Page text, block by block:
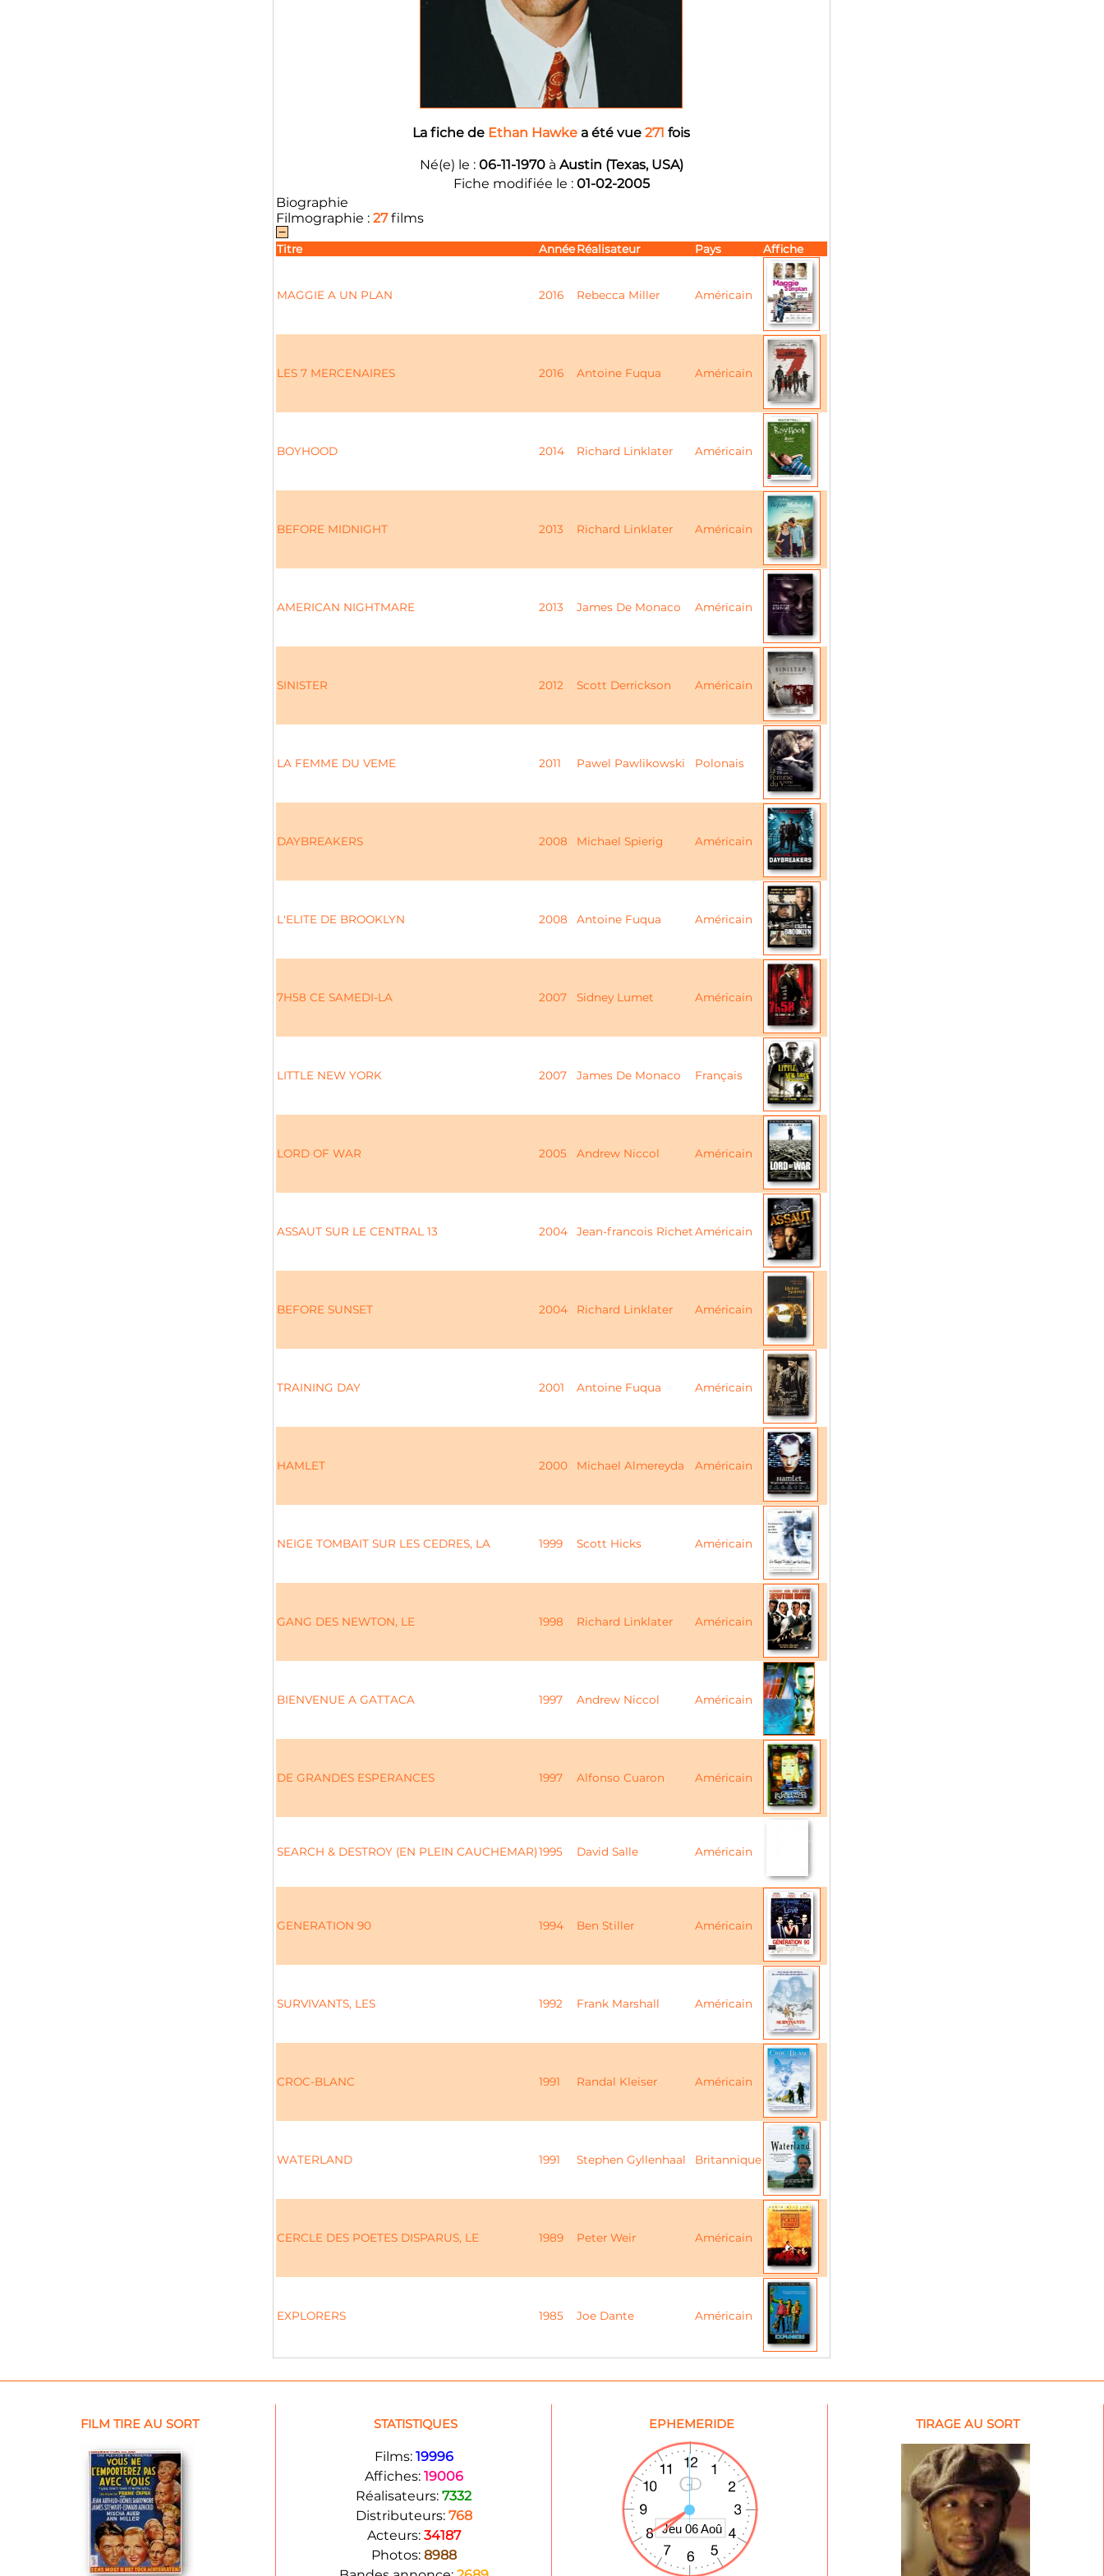
La fiche de Ethan Hawke a été vue 271 fois
Né(e) le : 06-11-1970à Austin (Texas, USA)
Fiche modifiée le : 01-02-2005
Biographie
Filmographie : 27films
Titre Année Réalisateur Pays Affiche
MAGGIE A UN PLAN 2016 Rebecca Miller Américain
LES 7 MERCENAIRES 2016 Antoine Fuqua Américain
BOYHOOD 2014 Richard Linklater Américain
BEFORE MIDNIGHT 2013 Richard Linklater Américain
AMERICAN NIGHTMARE 2013 James De Monaco Américain
SINISTER 2012 Scott Derrickson Américain
LA FEMME DU VEME 2011 Pawel Pawlikowski Polonais
DAYBREAKERS 2008 Michael Spierig Américain
L'ELITE DE BROOKLYN 2008 Antoine Fuqua Américain
7H58 CE SAMEDI-LA 2007 Sidney Lumet Américain
LITTLE NEW YORK 2007 James De Monaco Français
LORD OF WAR 2005 Andrew Niccol Américain
ASSAUT SUR LE CENTRAL 13 2004 Jean-francois RichetAméricain
BEFORE SUNSET 2004 Richard Linklater Américain
TRAINING DAY 2001 Antoine Fuqua Américain
HAMLET 2000 Michael Almereyda Américain
NEIGE TOMBAIT SUR LES CEDRES, LA 1999 Scott Hicks Américain
GANG DES NEWTON, LE 1998 Richard Linklater Américain
BIENVENUE A GATTACA 1997 Andrew Niccol Américain
DE GRANDES ESPERANCES 1997 Alfonso Cuaron Américain
SEARCH & DESTROY (EN PLEIN CAUCHEMAR)1995 David Salle Américain
GENERATION 90 1994 Ben Stiller Américain
SURVIVANTS, LES 1992 Frank Marshall Américain
CROC-BLANC 1991 Randal Kleiser Américain
WATERLAND 1991 Stephen Gyllenhaal Britannique
CERCLE DES POETES DISPARUS, LE 1989 Peter Weir Américain
EXPLORERS 1985 Joe Dante Américain
FILM TIRE AU SORT STATISTIQUES
Films: 19996
Affiches: 19006
Réalisateurs: 7332
Distributeurs: 768
Acteurs: 34187
Photos: 8988
EPHEMERIDE TIRAGE AU SORT